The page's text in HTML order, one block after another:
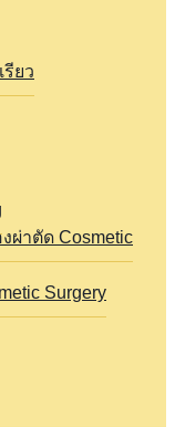
ยว
ผ่าตัด Cosmetic
Surgery